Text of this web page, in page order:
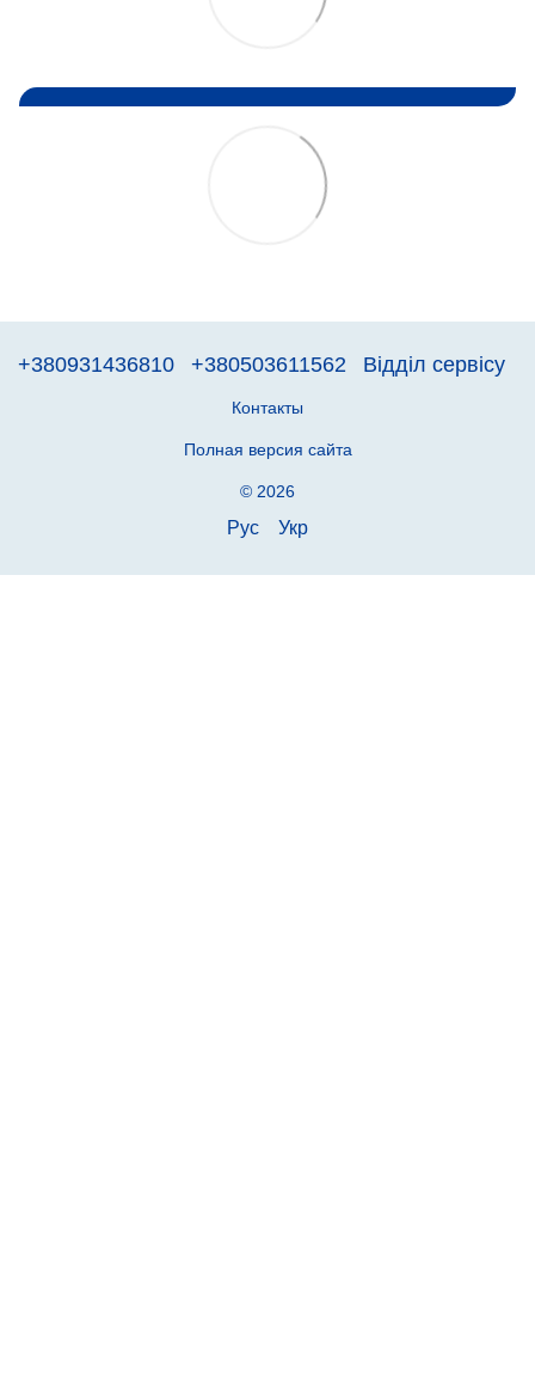
+380931436810 +380503611562 Відділ сервісу
Контакты
Полная версия сайта
© 2026
Рус Укр